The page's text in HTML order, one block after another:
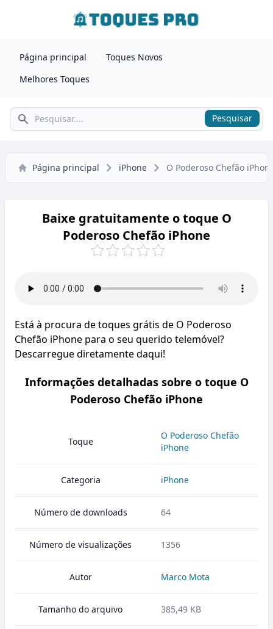
Página principal
Toques Novos
Melhores Toques
Pesquisar Pesquisar
Página principal iPhone O Poderoso Chefão
Baixe gratuitamente o toque O
Poderoso Chefão iPhone
Está à procura de toques grátis de O Poderoso
Chefão iPhone para o seu querido telemóvel?
Descarregue diretamente daqui!
Informações detalhadas sobre o toque O
Poderoso Chefão iPhone
Toque
O Poderoso Chefão
iPhone
Categoria iPhone
Número de downloads 64
Número de visualizações 1356
Autor Marco Mota
Tamanho do arquivo 385,49 KB